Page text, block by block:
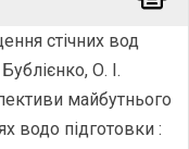
стічних вод
О. І.
майбутнього
водо підготовки :